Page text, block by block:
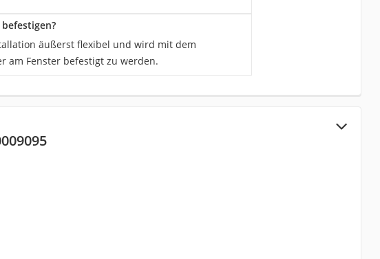
äußerst flexibel und wird mit dem
am Fenster befestigt zu werden.